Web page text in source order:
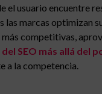
el usuario encuentre
las marcas optimizan
más competitivas,
SEO más allá del
a la competencia.